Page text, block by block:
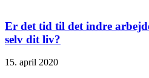
Er det tid til det indre
selv dit liv?
15. april 2020